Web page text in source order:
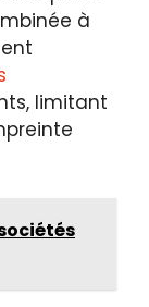
à
limitant